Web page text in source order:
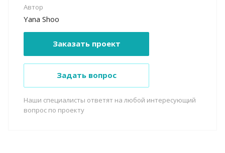
Автор
Yana Shoo
Заказать проект
Задать вопрос
Наши специалисты ответят на любой интересующий
вопрос по проекту